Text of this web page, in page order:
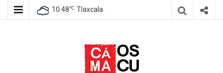
10.48℃ Tlaxcala